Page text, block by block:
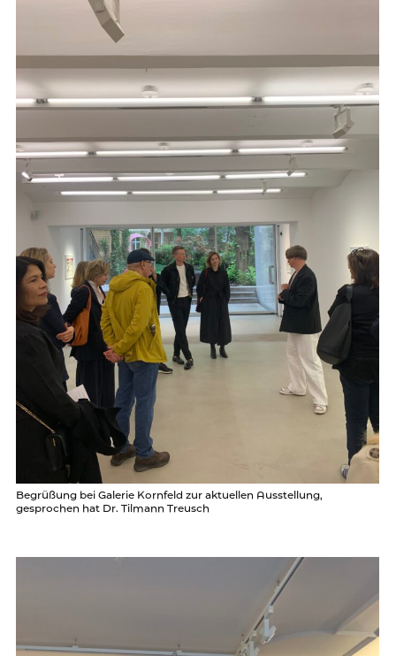
Begrüßung bei Galerie Kornfeld zur aktuellen Ausstellung,
gesprochen hat Dr. Tilmann Treusch